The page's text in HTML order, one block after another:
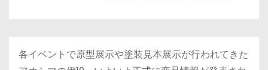
各イベントで原型展示や塗装見本展示が行われてきた